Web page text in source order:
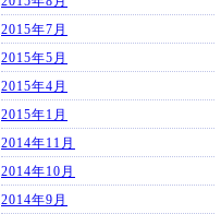
2015年7月
2015年5月
2015年4月
2015年1月
2014年11月
2014年10月
2014年9月